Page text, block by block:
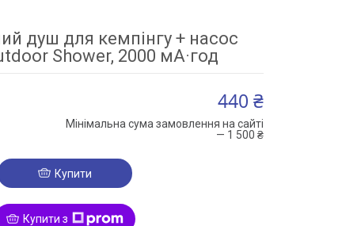
душ для кемпінгу + насос
Shower, 2000 мА·год
440 ₴
Мінімальна сума замовлення на сайті
— 1 500 ₴
Купити
Купити з